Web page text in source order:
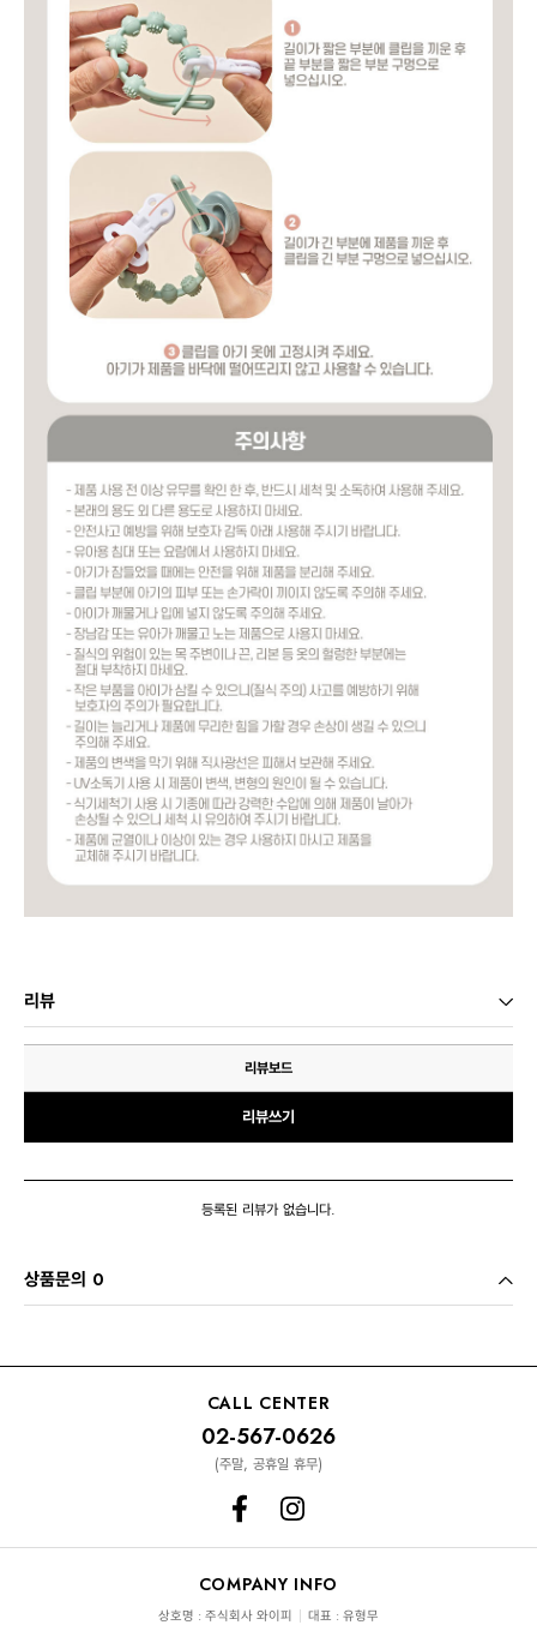
리뷰
리뷰보드
리뷰쓰기
등록된 리뷰가 없습니다.
상품문의 0
CALL CENTER
02-567-0626
(주말, 공휴일 휴무)
COMPANY INFO
상호명 : 주식회사 와이피
대표 : 유형무